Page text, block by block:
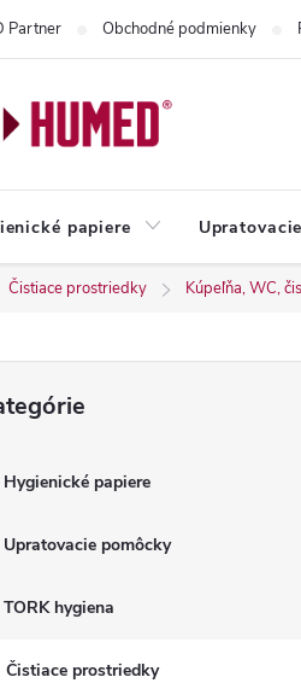
Partner Obchodné podmienky
papiere
Čistiace prostriedky Kúpeľňa, WC,
Hygienické papiere
Upratovacie pomôcky
TORK hygiena
Čistiace prostriedky